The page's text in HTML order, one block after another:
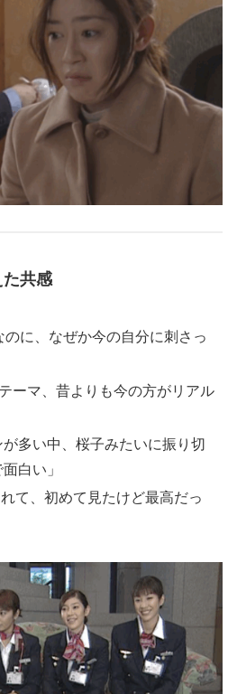
共感
のに、なぜか今の自分に刺さっ
テーマ、昔よりも今の方がリアル
が多い中、桜子みたいに振り切
白い」
て、初めて見たけど最高だっ